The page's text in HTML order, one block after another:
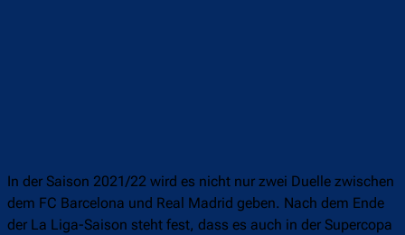
In der Saison 2021/22 wird es nicht nur zwei Duelle zwischen
dem FC Barcelona und Real Madrid geben. Nach dem Ende
der La Liga-Saison steht fest, dass es auch in der Supercopa